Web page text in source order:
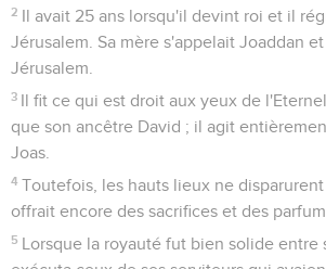
2 Il avait 25 ans lorsqu'il devint roi et il
Jérusalem. Sa mère s'appelait Joaddan
Jérusalem.
3 Il fit ce qui est droit aux yeux de
que son ancêtre David ; il agit
Joas.
4 Toutefois, les hauts lieux ne
offrait encore des sacrifices et des
5 Lorsque la royauté fut bien solide entre